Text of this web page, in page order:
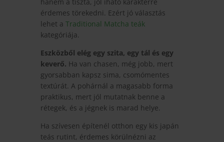
érdemes törekedni. Ezért jó választás
lehet a Traditional Matcha teák
kategóriája.
Eszközből elég egy szita, egy tál és egy
keverő. Ha van chasen, még jobb, mert
gyorsabban kapsz sima, csomómentes
textúrát. A pohárnál a magasabb forma
praktikus, mert jól mutatnak benne a
rétegek, és a jégnek is marad helye.
Ha szívesen építenél otthon egy kis japán
teás rutint, érdemes körülnézni az